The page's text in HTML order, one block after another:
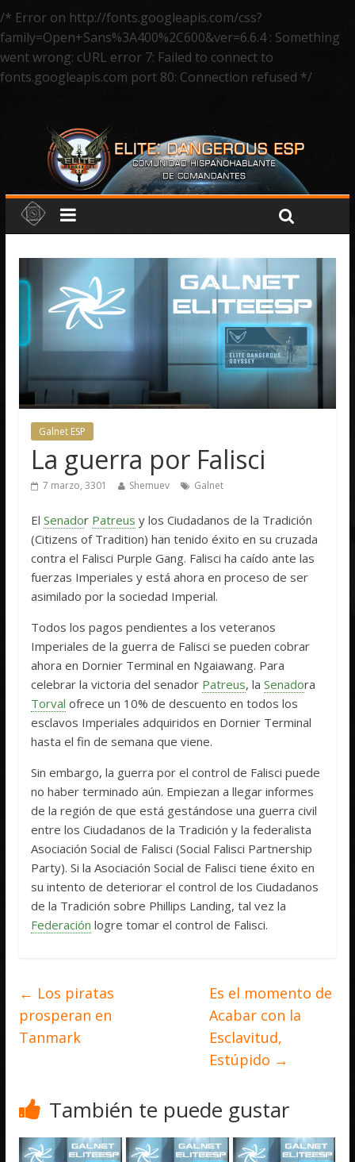
/* Error on http://fonts.googleapis.com/css?
family=Open+Sans%3A400%2C600&ver=6.6.4 : Something
went wrong: cURL error 7: Failed to connect to
fonts.googleapis.com port 80: Connection refused */
Galnet ESP
La guerra por Falisci
7 marzo, 3301 Shemuev Galnet
ElSenador Patreus y los Ciudadanos de la Tradición
(Citizens of Tradition) han tenido éxito en su cruzada
contra el Falisci Purple Gang. Falisci ha caído ante las
fuerzas Imperiales y está ahora en proceso de ser
asimilado por la sociedad Imperial.
Todos los pagos pendientes a los veteranos
Imperiales de la guerra de Falisci se pueden cobrar
ahora en Dornier Terminal en Ngaiawang. Para
celebrar la victoria del senador Patreus, laSenadora
Torval ofrece un 10% de descuento en todos los
esclavos Imperiales adquiridos en Dornier Terminal
hasta el fin de semana que viene.
Sin embargo, la guerra por el control de Falisci puede
no haber terminado aún. Empiezan a llegar informes
de la región de que está gestándose una guerra civil
entre los Ciudadanos de la Tradición y la federalista
Asociación Social de Falisci (Social Falisci Partnership
Party). Si la Asociación Social de Falisci tiene éxito en
su intento de deteriorar el control de los Ciudadanos
de la Tradición sobre Phillips Landing, tal vez la
Federación logre tomar el control de Falisci.
← Los piratas
prosperan en
Tanmark
Es el momento de
Acabar con la
Esclavitud,
Estúpido →
También te puede gustar